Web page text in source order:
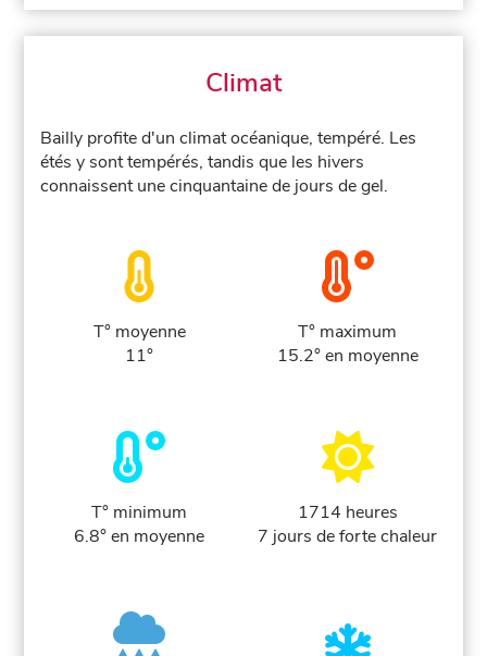
Climat
Bailly profite d'un climat océanique, tempéré. Les
étés y sont tempérés, tandis que les hivers
connaissent une cinquantaine de jours de gel.
T° moyenne
11°
T° maximum
15.2° en moyenne
T° minimum
6.8° en moyenne
1714 heures
7 jours de forte chaleur